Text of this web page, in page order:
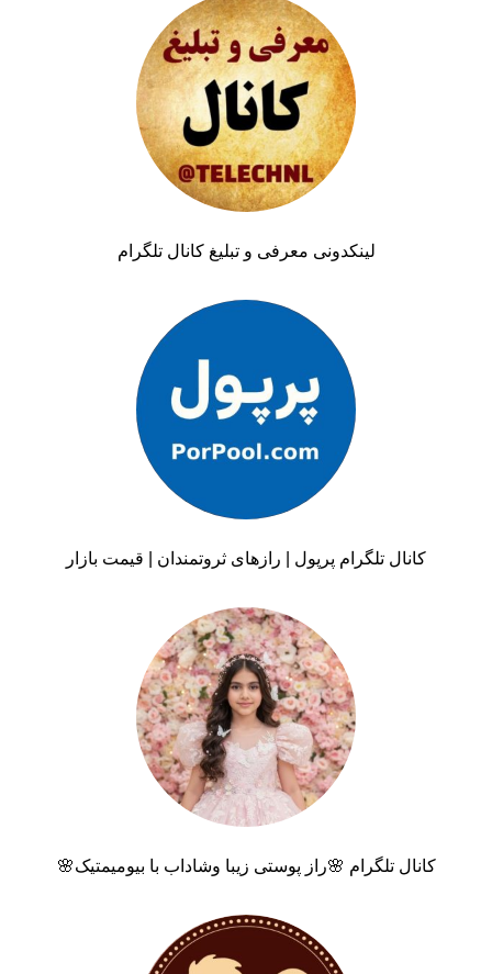
لینکدونی معرفی و تبلیغ کانال تلگرام
کانال تلگرام پرپول | رازهای ثروتمندان | قیمت بازار
کانال تلگرام 🌸راز پوستی زیبا وشاداب با بیومیمتیک🌸